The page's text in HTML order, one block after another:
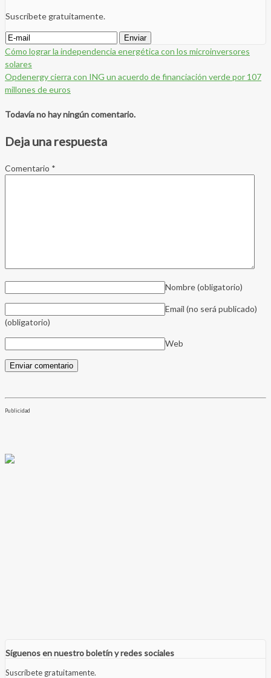
Suscríbete gratuitamente.
Cómo lograr la independencia energética con los microinversores
solares
Opdenergy cierra con ING un acuerdo de financiación verde por 107
millones de euros
Todavía no hay ningún comentario.
Deja una respuesta
Comentario *
Nombre(obligatorio)
Email (no será publicado)
(obligatorio)
Web
Publicidad
Síguenos en nuestro boletín y redes sociales
Suscríbete gratuitamente.